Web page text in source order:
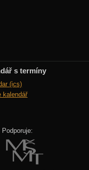
s termíny
(ics)
kalendář
Podporuje: